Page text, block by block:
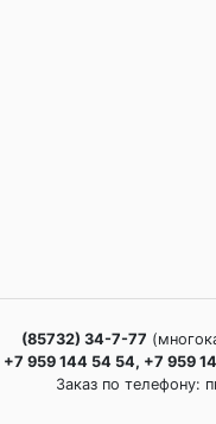
(85732) 34-7-77
+7 959 144 54 54, +7 959
Заказ по телефону: